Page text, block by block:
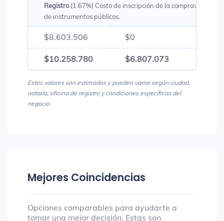
Registro(1.67%) Costo de inscripción de la compraventa en
de instrumentos públicos.
$8.603.506 $0
$10.258.780 $6.807.073
Estos valores son estimados y pueden variar según ciudad,
notaría, oficina de registro y condiciones específicas del
negocio.
Mejores Coincidencias
Opciones comparables para ayudarte a
tomar una mejor decisión. Estas son